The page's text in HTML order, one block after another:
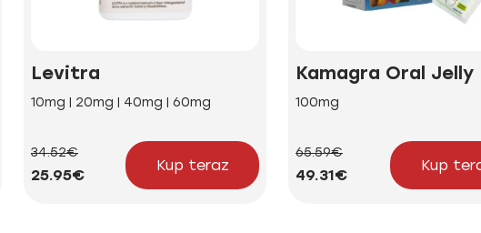
Levitra
10mg | 20mg | 40mg | 60mg
34.52€
25.95€
Kup teraz
Kamagra Oral Jelly
100mg
65.59€
49.31€
Kup